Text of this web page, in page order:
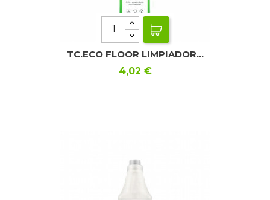
TC.ECO FLOOR LIMPIADOR...
Precio
4,02 €